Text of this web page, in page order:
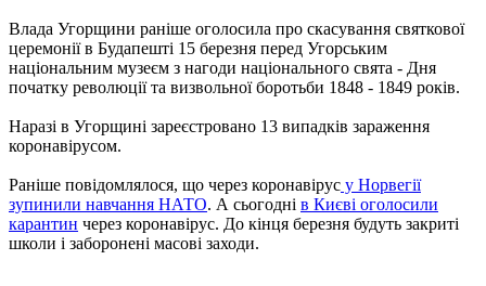
Влада Угорщини раніше оголосила про скасування святкової
церемонії в Будапешті 15 березня перед Угорським
національним музеєм з нагоди національного свята - Дня
початку революції та визвольної боротьби 1848 - 1849 років.
Наразі в Угорщині зареєстровано 13 випадків зараження
коронавірусом.
Раніше повідомлялося, що через коронавірус у Норвегії
зупинили навчання НАТО. А сьогодні в Києві оголосили
карантин через коронавірус. До кінця березня будуть закриті
школи і заборонені масові заходи.